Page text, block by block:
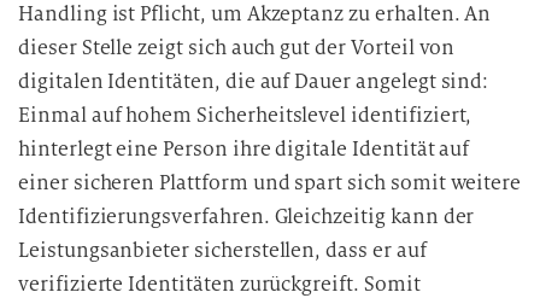
Handling ist Pflicht, um Akzeptanz zu erhalten. An
dieser Stelle zeigt sich auch gut der Vorteil von
digitalen Identitäten, die auf Dauer angelegt sind:
Einmal auf hohem Sicherheitslevel identifiziert,
hinterlegt eine Person ihre digitale Identität auf
einer sicheren Plattform und spart sich somit weitere
Identifizierungsverfahren. Gleichzeitig kann der
Leistungsanbieter sicherstellen, dass er auf
verifizierte Identitäten zurückgreift. Somit